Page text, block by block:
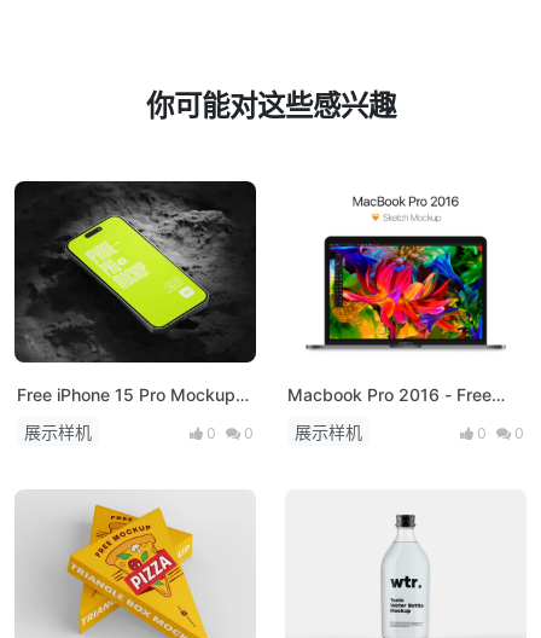
你可能对这些感兴趣
Free iPhone 15 Pro Mockup
展示样机 0 0
Macbook Pro 2016 - Free
Sketch Mockup
展示样机 0 0